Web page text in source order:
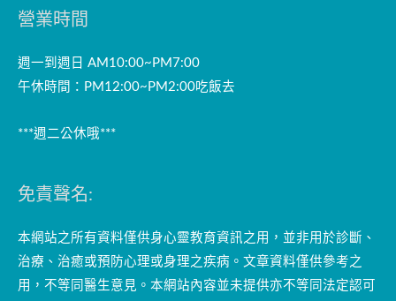
營業時間
週一到週日 AM10:00~PM7:00
午休時間：PM12:00~PM2:00吃飯去
***週二公休哦***
免責聲名:
本網站之所有資料僅供身心靈教育資訊之用，並非用於診斷、
治療、治癒或預防心理或身理之疾病。文章資料僅供參考之
用，不等同醫生意見。本網站內容並未提供亦不等同法定認可